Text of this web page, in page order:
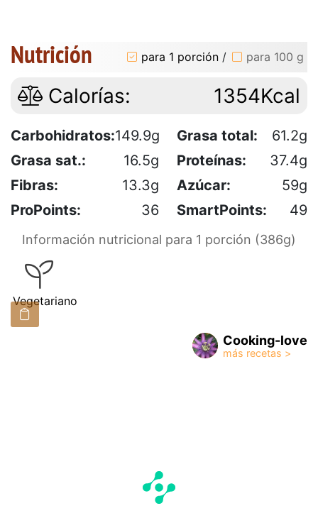
Nutrición para 1 porción / para 100 g
Calorías: 1354Kcal
Carbohidratos:149.9g Grasa total:
61.2g
Grasa sat.:
16.5g Proteínas:
37.4g
Fibras:
13.3g Azúcar:
59g
ProPoints:
36 SmartPoints: 49
Información nutricional para 1 porción (386g)
Vegetariano
Cooking-love